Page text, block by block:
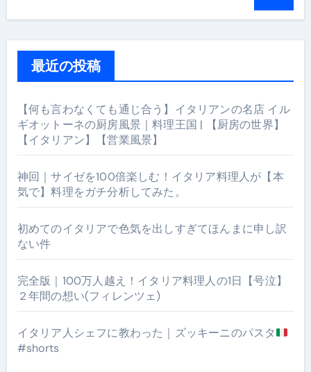
最近の投稿
【何も言わなくても通じ合う】イタリアンの名店 イル
ギオットーネの厨房風景｜料理王国 | 【厨房の世界】
【イタリアン】【営業風景】
神回｜サイゼを100倍楽しむ！イタリア料理人が【本
気で】料理をガチ分析してみた。
初めてのイタリアで色気を出しすぎてほんまに申し訳
ない件
完全版｜100万人越え！イタリア料理人の1日【号泣】
２年間の想い(フィレンツェ)
イタリア人シェフに教わった｜ズッキーニのパスタ
#shorts